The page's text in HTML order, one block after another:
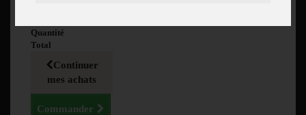
Quantité
Total
Continuer
mes achats
Commander